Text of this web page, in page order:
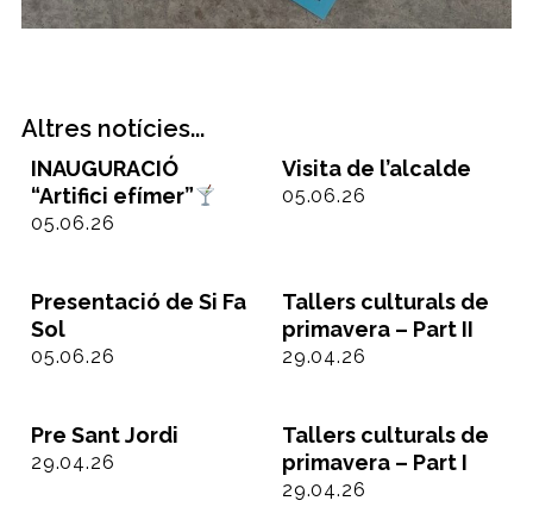
Altres notícies...
INAUGURACIÓ
“Artifici efímer”
05.06.26
Visita de l’alcalde
05.06.26
Presentació de Si Fa
Sol
05.06.26
Tallers culturals de
primavera – Part II
29.04.26
Pre Sant Jordi
29.04.26
Tallers culturals de
primavera – Part I
29.04.26